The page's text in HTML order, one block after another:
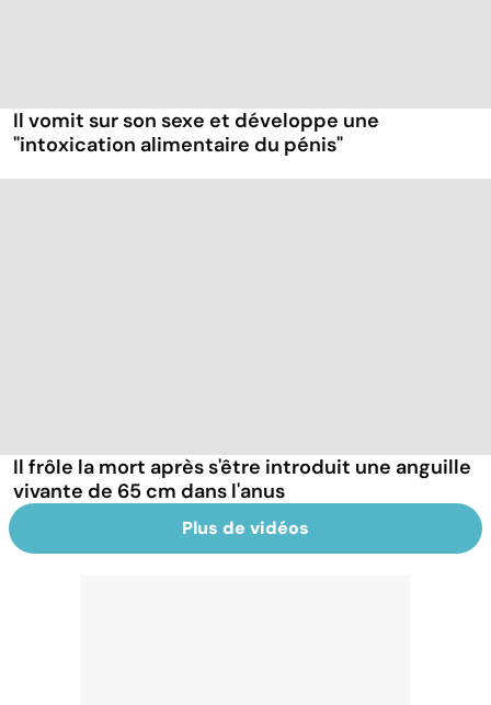
Il vomit sur son sexe et développe une
"intoxication alimentaire du pénis"
Il frôle la mort après s'être introduit une anguille
vivante de 65 cm dans l'anus
Plus de vidéos